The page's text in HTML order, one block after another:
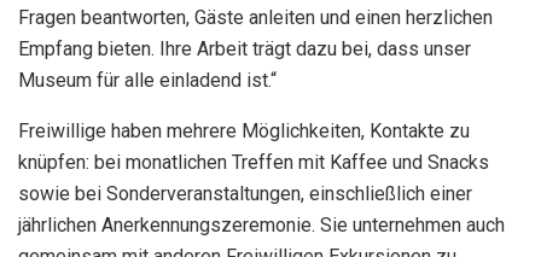
Fragen beantworten, Gäste anleiten und einen herzlichen
Empfang bieten. Ihre Arbeit trägt dazu bei, dass unser
Museum für alle einladend ist.“
Freiwillige haben mehrere Möglichkeiten, Kontakte zu
knüpfen: bei monatlichen Treffen mit Kaffee und Snacks
sowie bei Sonderveranstaltungen, einschließlich einer
jährlichen Anerkennungszeremonie. Sie unternehmen auch